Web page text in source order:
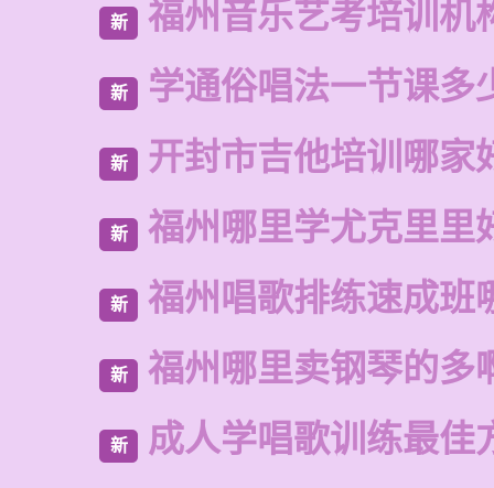
新 福州音乐艺考培训机
新 学通俗唱法一节课多
新 开封市吉他培训哪家
新 福州哪里学尤克里里
新 福州唱歌排练速成班
新 福州哪里卖钢琴的多
新 成人学唱歌训练最佳